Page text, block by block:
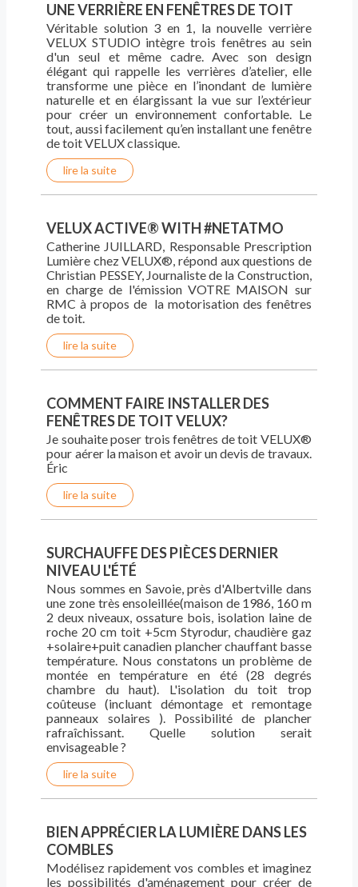
UNE VERRIÈRE EN FENÊTRES DE TOIT
Véritable solution 3 en 1, la nouvelle verrière
VELUX STUDIO intègre trois fenêtres au sein
d'un seul et même cadre. Avec son design
élégant qui rappelle les verrières d’atelier, elle
transforme une pièce en l’inondant de lumière
naturelle et en élargissant la vue sur l’extérieur
pour créer un environnement confortable. Le
tout, aussi facilement qu’en installant une fenêtre
de toit VELUX classique.
lire la suite
VELUX ACTIVE® WITH #NETATMO
Catherine JUILLARD, Responsable Prescription
Lumière chez VELUX®, répond aux questions de
Christian PESSEY, Journaliste de la Construction,
en charge de l'émission VOTRE MAISON sur
RMC à propos de la motorisation des fenêtres
de toit.
lire la suite
COMMENT FAIRE INSTALLER DES
FENÊTRES DE TOIT VELUX?
Je souhaite poser trois fenêtres de toit VELUX®
pour aérer la maison et avoir un devis de travaux.
Éric
lire la suite
SURCHAUFFE DES PIÈCES DERNIER
NIVEAU L'ÉTÉ
Nous sommes en Savoie, près d'Albertville dans
une zone très ensoleillée(maison de 1986, 160 m
2 deux niveaux, ossature bois, isolation laine de
roche 20 cm toit +5cm Styrodur, chaudière gaz
+solaire+puit canadien plancher chauffant basse
température. Nous constatons un problème de
montée en température en été (28 degrés
chambre du haut). L'isolation du toit trop
coûteuse (incluant démontage et remontage
panneaux solaires ). Possibilité de plancher
rafraîchissant. Quelle solution serait
envisageable ?
lire la suite
BIEN APPRÉCIER LA LUMIÈRE DANS LES
COMBLES
Modélisez rapidement vos combles et imaginez
les possibilités d'aménagement pour créer de